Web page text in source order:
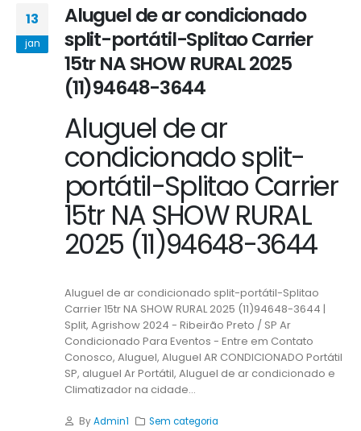
13
jan
Aluguel de ar condicionado
split-portátil-Splitao Carrier
15tr NA SHOW RURAL 2025
(11)94648-3644
Aluguel de ar
condicionado split-
portátil-Splitao Carrier
15tr NA SHOW RURAL
2025 (11)94648-3644
Aluguel de ar condicionado split-portátil-Splitao
Carrier 15tr NA SHOW RURAL 2025 (11)94648-3644 |
Split, Agrishow 2024 - Ribeirão Preto / SP Ar
Condicionado Para Eventos - Entre em Contato
Conosco, Aluguel, Aluguel AR CONDICIONADO Portátil
SP, aluguel Ar Portátil, Aluguel de ar condicionado e
Climatizador na cidade...
ByAdmin1
Sem categoria